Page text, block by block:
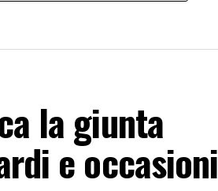
la giunta
e occasioni